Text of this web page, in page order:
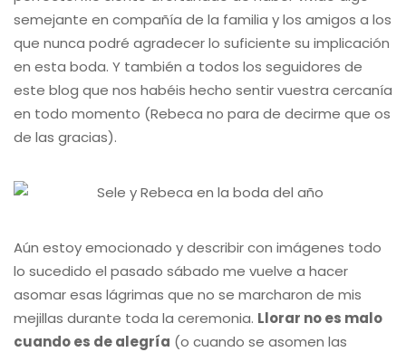
semejante en compañía de la familia y los amigos a los
que nunca podré agradecer lo suficiente su implicación
en esta boda. Y también a todos los seguidores de
este blog que nos habéis hecho sentir vuestra cercanía
en todo momento (Rebeca no para de decirme que os
de las gracias).
Aún estoy emocionado y describir con imágenes todo
lo sucedido el pasado sábado me vuelve a hacer
asomar esas lágrimas que no se marcharon de mis
mejillas durante toda la ceremonia. Llorar no es malo
cuando es de alegría (o cuando se asomen las